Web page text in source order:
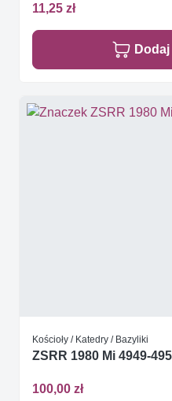
11,25 zł
Kościoły / Katedry / Bazyliki
ZSRR 1980 Mi 4949-
100,00 zł